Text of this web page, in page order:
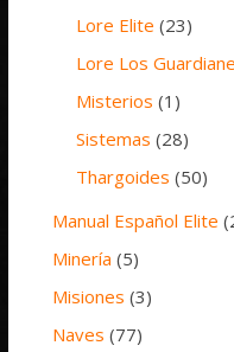
Lore Elite (23)
Lore Los
Misterios (1)
Sistemas (28)
Thargoides (50)
Manual Español Elite
Minería (5)
Misiones (3)
Naves (77)